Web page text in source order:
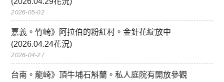
2026-05-02
嘉義。竹崎》阿拉伯的粉紅村。金針花綻放中
(2026.04.24花況)
2026-04-27
台南。龍崎》頂牛埔石斛蘭。私人庭院有開放參觀